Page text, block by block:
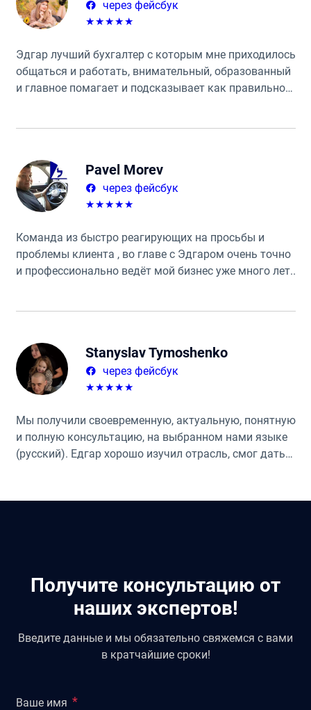
через фейсбук
★★★★★
Эдгар лучший бухгалтер с которым мне приходилось
общаться и работать, внимательный, образованный
и главное помагает и подсказывает как правильно
Pavel Morev
через фейсбук
★★★★★
Команда из быстро реагирующих на просьбы и
проблемы клиента , во главе с Эдгаром очень точно
и профессионально ведёт мой бизнес уже много лет.
Stanyslav Tymoshenko
через фейсбук
★★★★★
Мы получили своевременную, актуальную, понятную
и полную консультацию, на выбранном нами языке
(русский). Едгар хорошо изучил отрасль, смог дать
сотрудничество и дальше, так как
Получите консультацию от
наших экспертов!
Введите данные и мы обязательно свяжемся с вами
в кратчайшие сроки!
Ваше имя